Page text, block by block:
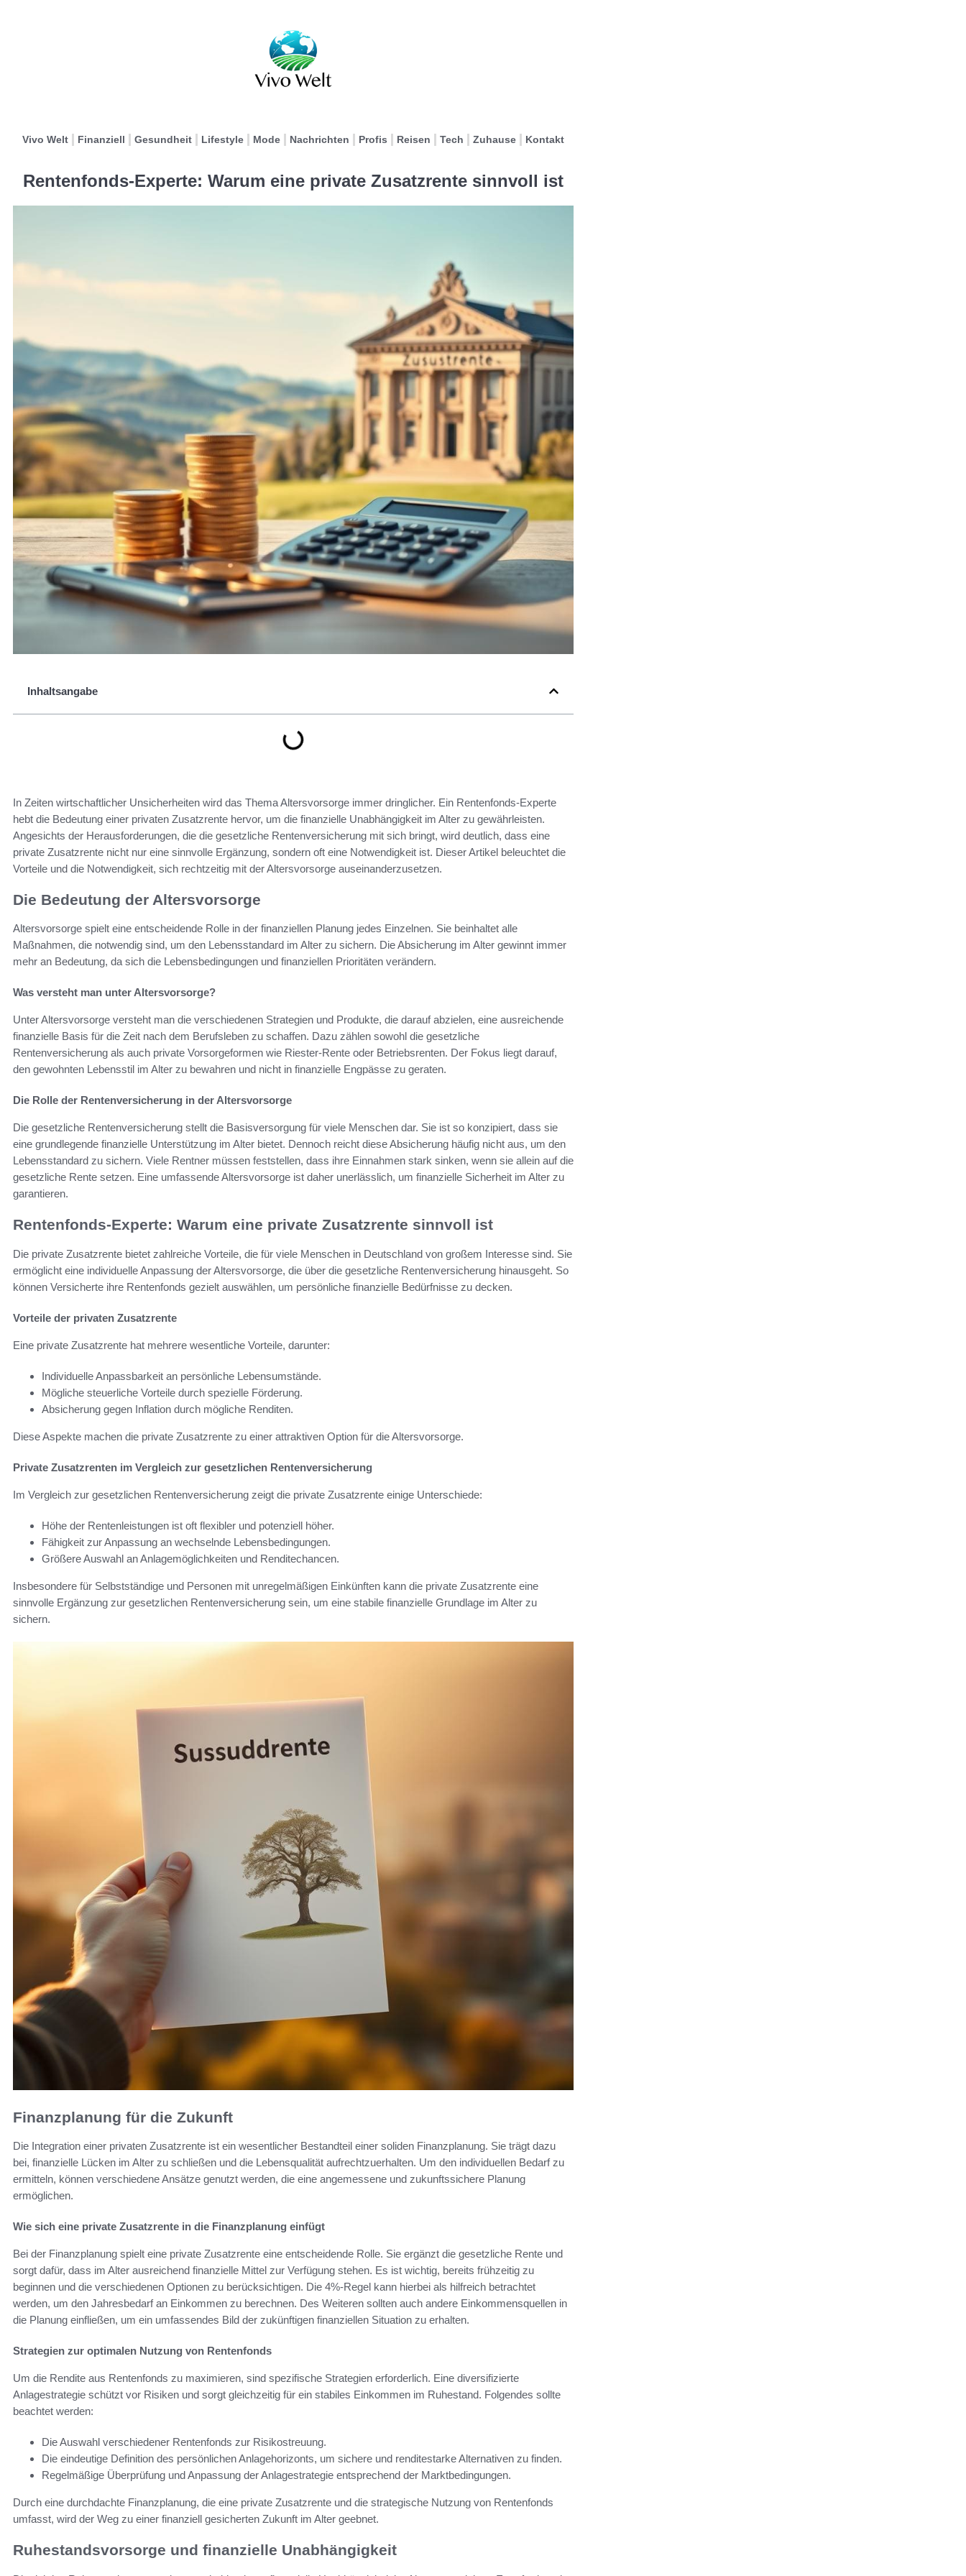
Vivo Welt Finanziell Gesundheit Lifestyle Mode Nachrichten Profis Reisen Tech Zuhause Kontakt
Rentenfonds-Experte: Warum eine private Zusatzrente sinnvoll ist
Inhaltsangabe
In Zeiten wirtschaftlicher Unsicherheiten wird das Thema Altersvorsorge immer dringlicher. Ein Rentenfonds-Experte
hebt die Bedeutung einer privaten Zusatzrente hervor, um die finanzielle Unabhängigkeit im Alter zu gewährleisten.
Angesichts der Herausforderungen, die die gesetzliche Rentenversicherung mit sich bringt, wird deutlich, dass eine
private Zusatzrente nicht nur eine sinnvolle Ergänzung, sondern oft eine Notwendigkeit ist. Dieser Artikel beleuchtet die
Vorteile und die Notwendigkeit, sich rechtzeitig mit der Altersvorsorge auseinanderzusetzen.
Die Bedeutung der Altersvorsorge
Altersvorsorge spielt eine entscheidende Rolle in der finanziellen Planung jedes Einzelnen. Sie beinhaltet alle
Maßnahmen, die notwendig sind, um den Lebensstandard im Alter zu sichern. Die Absicherung im Alter gewinnt immer
mehr an Bedeutung, da sich die Lebensbedingungen und finanziellen Prioritäten verändern.
Was versteht man unter Altersvorsorge?
Unter Altersvorsorge versteht man die verschiedenen Strategien und Produkte, die darauf abzielen, eine ausreichende
finanzielle Basis für die Zeit nach dem Berufsleben zu schaffen. Dazu zählen sowohl die gesetzliche
Rentenversicherung als auch private Vorsorgeformen wie Riester-Rente oder Betriebsrenten. Der Fokus liegt darauf,
den gewohnten Lebensstil im Alter zu bewahren und nicht in finanzielle Engpässe zu geraten.
Die Rolle der Rentenversicherung in der Altersvorsorge
Die gesetzliche Rentenversicherung stellt die Basisversorgung für viele Menschen dar. Sie ist so konzipiert, dass sie
eine grundlegende finanzielle Unterstützung im Alter bietet. Dennoch reicht diese Absicherung häufig nicht aus, um den
Lebensstandard zu sichern. Viele Rentner müssen feststellen, dass ihre Einnahmen stark sinken, wenn sie allein auf die
gesetzliche Rente setzen. Eine umfassende Altersvorsorge ist daher unerlässlich, um finanzielle Sicherheit im Alter zu
garantieren.
Rentenfonds-Experte: Warum eine private Zusatzrente sinnvoll ist
Die private Zusatzrente bietet zahlreiche Vorteile, die für viele Menschen in Deutschland von großem Interesse sind. Sie
ermöglicht eine individuelle Anpassung der Altersvorsorge, die über die gesetzliche Rentenversicherung hinausgeht. So
können Versicherte ihre Rentenfonds gezielt auswählen, um persönliche finanzielle Bedürfnisse zu decken.
Vorteile der privaten Zusatzrente
Eine private Zusatzrente hat mehrere wesentliche Vorteile, darunter:
Individuelle Anpassbarkeit an persönliche Lebensumstände.
Mögliche steuerliche Vorteile durch spezielle Förderung.
Absicherung gegen Inflation durch mögliche Renditen.
Diese Aspekte machen die private Zusatzrente zu einer attraktiven Option für die Altersvorsorge.
Private Zusatzrenten im Vergleich zur gesetzlichen Rentenversicherung
Im Vergleich zur gesetzlichen Rentenversicherung zeigt die private Zusatzrente einige Unterschiede:
Höhe der Rentenleistungen ist oft flexibler und potenziell höher.
Fähigkeit zur Anpassung an wechselnde Lebensbedingungen.
Größere Auswahl an Anlagemöglichkeiten und Renditechancen.
Insbesondere für Selbstständige und Personen mit unregelmäßigen Einkünften kann die private Zusatzrente eine
sinnvolle Ergänzung zur gesetzlichen Rentenversicherung sein, um eine stabile finanzielle Grundlage im Alter zu
sichern.
Finanzplanung für die Zukunft
Die Integration einer privaten Zusatzrente ist ein wesentlicher Bestandteil einer soliden Finanzplanung. Sie trägt dazu
bei, finanzielle Lücken im Alter zu schließen und die Lebensqualität aufrechtzuerhalten. Um den individuellen Bedarf zu
ermitteln, können verschiedene Ansätze genutzt werden, die eine angemessene und zukunftssichere Planung
ermöglichen.
Wie sich eine private Zusatzrente in die Finanzplanung einfügt
Bei der Finanzplanung spielt eine private Zusatzrente eine entscheidende Rolle. Sie ergänzt die gesetzliche Rente und
sorgt dafür, dass im Alter ausreichend finanzielle Mittel zur Verfügung stehen. Es ist wichtig, bereits frühzeitig zu
beginnen und die verschiedenen Optionen zu berücksichtigen. Die 4%-Regel kann hierbei als hilfreich betrachtet
werden, um den Jahresbedarf an Einkommen zu berechnen. Des Weiteren sollten auch andere Einkommensquellen in
die Planung einfließen, um ein umfassendes Bild der zukünftigen finanziellen Situation zu erhalten.
Strategien zur optimalen Nutzung von Rentenfonds
Um die Rendite aus Rentenfonds zu maximieren, sind spezifische Strategien erforderlich. Eine diversifizierte
Anlagestrategie schützt vor Risiken und sorgt gleichzeitig für ein stabiles Einkommen im Ruhestand. Folgendes sollte
beachtet werden:
Die Auswahl verschiedener Rentenfonds zur Risikostreuung.
Die eindeutige Definition des persönlichen Anlagehorizonts, um sichere und renditestarke Alternativen zu finden.
Regelmäßige Überprüfung und Anpassung der Anlagestrategie entsprechend der Marktbedingungen.
Durch eine durchdachte Finanzplanung, die eine private Zusatzrente und die strategische Nutzung von Rentenfonds
umfasst, wird der Weg zu einer finanziell gesicherten Zukunft im Alter geebnet.
Ruhestandsvorsorge und finanzielle Unabhängigkeit